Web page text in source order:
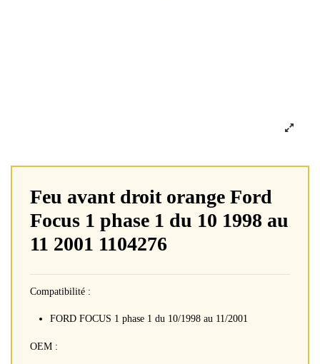
Feu avant droit orange Ford
Focus 1 phase 1 du 10 1998 au
11 2001 1104276
Compatibilité :
FORD FOCUS 1 phase 1 du 10/1998 au 11/2001
OEM :